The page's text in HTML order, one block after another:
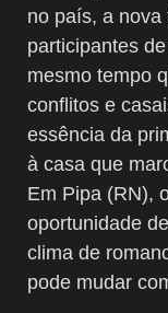
no país, a nova
participantes
mesmo tempo
conflitos e
essência da
à casa que
Em Pipa (RN),
oportunidade
clima de
pode mudar